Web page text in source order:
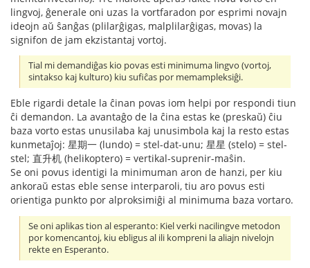
lingvoj, ĝenerale oni uzas la vortfaradon por esprimi novajn
ideojn aŭ ŝanĝas (plilarĝigas, malplilarĝigas, movas) la
signifon de jam ekzistantaj vortoj.
Tial mi demandiĝas kio povas esti minimuma lingvo (vortoj,
sintakso kaj kulturo) kiu sufiĉas por memampleksiĝi.
Eble rigardi detale la ĉinan povas iom helpi por respondi tiun
ĉi demandon. La avantaĝo de la ĉina estas ke (preskaŭ) ĉiu
baza vorto estas unusilaba kaj unusimbola kaj la resto estas
kunmetaĵoj: 星期一 (lundo) = stel-dat-unu; 星星 (stelo) = stel-
stel; 直升机 (helikoptero) = vertikal-suprenir-maŝin.
Se oni povus identigi la minimuman aron de hanzi, per kiu
ankoraŭ estas eble sense interparoli, tiu aro povus esti
orientiga punkto por alproksimiĝi al minimuma baza vortaro.
Se oni aplikas tion al esperanto: Kiel verki nacilingve metodon
por komencantoj, kiu ebligus al ili kompreni la aliajn nivelojn
rekte en Esperanto.